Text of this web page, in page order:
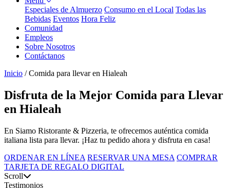
Especiales de Almuerzo Consumo en el Local Todas las
Bebidas Eventos Hora Feliz
Comunidad
Empleos
Sobre Nosotros
Contáctanos
Inicio / Comida para llevar en Hialeah
Disfruta de la Mejor Comida para Llevar
en Hialeah
En Siamo Ristorante & Pizzeria, te ofrecemos auténtica comida
italiana lista para llevar. ¡Haz tu pedido ahora y disfruta en casa!
ORDENAR EN LÍNEA RESERVAR UNA MESA COMPRAR
TARJETA DE REGALO DIGITAL
Scroll
Testimonios